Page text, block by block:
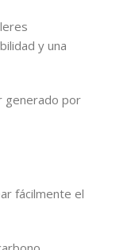
y una
generado por
fácilmente el